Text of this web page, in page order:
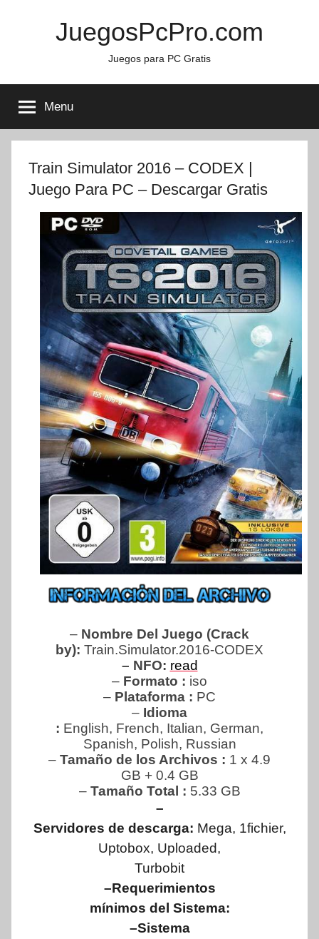
JuegosPcPro.com
Juegos para PC Gratis
Menu
Train Simulator 2016 – CODEX |
Juego Para PC – Descargar Gratis
– Nombre Del Juego (Crack
by): Train.Simulator.2016-CODEX
– NFO: read
– Formato : iso
– Plataforma : PC
– Idioma
: English, French, Italian, German,
Spanish, Polish, Russian
– Tamaño de los Archivos : 1 x 4.9
GB + 0.4 GB
– Tamaño Total : 5.33 GB
–
Servidores de descarga: Mega, 1fichier,
Uptobox, Uploaded,
Turbobit
–Requerimientos
mínimos del Sistema:
–Sistema